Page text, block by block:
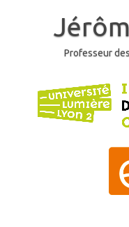
Professeur